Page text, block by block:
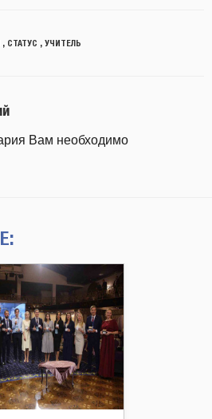
, СТАТУС , УЧИТЕЛЬ
Вам необходимо